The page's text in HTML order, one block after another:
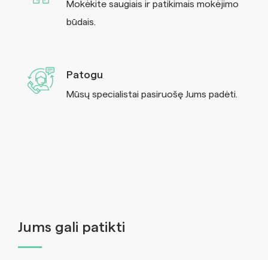
Mokėkite saugiais ir patikimais mokėjimo
būdais.
Patogu
Mūsų specialistai pasiruošę Jums padėti.
Jums gali patikti